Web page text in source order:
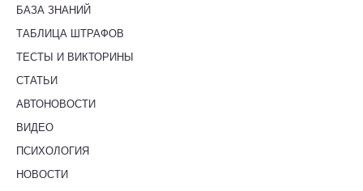
БАЗА ЗНАНИЙ
ТАБЛИЦА ШТРАФОВ
ТЕСТЫ И ВИКТОРИНЫ
СТАТЬИ
АВТОНОВОСТИ
ВИДЕО
ПСИХОЛОГИЯ
НОВОСТИ